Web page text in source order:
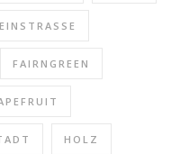
FAIRNGREEN
HOLZ